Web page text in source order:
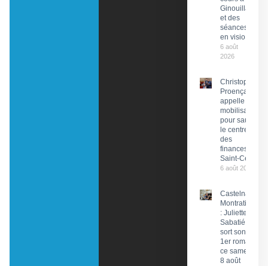
Ginouillac
et des
séances
en visio
6 août
2026
Christophe
Proença
appelle à la
mobilisation
pour sauver
le centre
des
finances de
Saint-Céré
6 août 2026
Castelnau-
Montratier
: Juliette
Sabatié
sort son
1er roman
ce samedi
8 août